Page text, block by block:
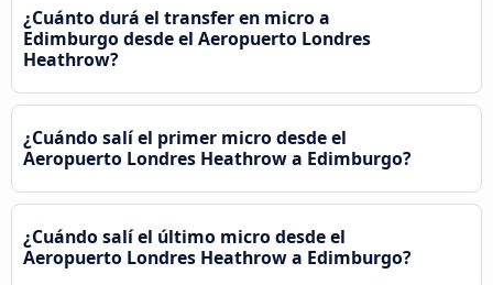
¿Cuánto durá el transfer en micro a
Edimburgo desde el Aeropuerto Londres
Heathrow?
¿Cuándo salí el primer micro desde el
Aeropuerto Londres Heathrow a Edimburgo?
¿Cuándo salí el último micro desde el
Aeropuerto Londres Heathrow a Edimburgo?